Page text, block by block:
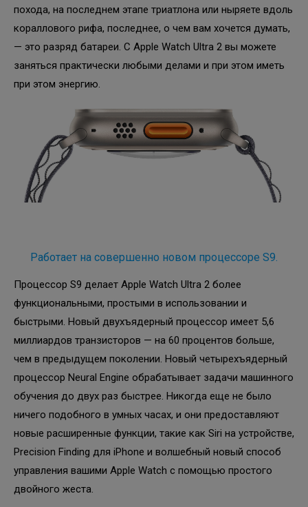
похода, на последнем этапе триатлона или ныряете вдоль
кораллового рифа, последнее, о чем вам хочется думать,
— это разряд батареи. С Apple Watch Ultra 2 вы можете
заняться практически любыми делами и при этом иметь
при этом энергию.
Работает на совершенно новом процессоре S9.
Процессор S9 делает Apple Watch Ultra 2 более
функциональными, простыми в использовании и
быстрыми. Новый двухъядерный процессор имеет 5,6
миллиардов транзисторов — на 60 процентов больше,
чем в предыдущем поколении. Новый четырехъядерный
процессор Neural Engine обрабатывает задачи машинного
обучения до двух раз быстрее. Никогда еще не было
ничего подобного в умных часах, и они предоставляют
новые расширенные функции, такие как Siri на устройстве,
Precision Finding для iPhone и волшебный новый способ
управления вашими Apple Watch с помощью простого
двойного жеста.